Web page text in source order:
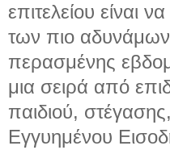
επιτελείου είναι
των πιο
περασμένης
μια σειρά από
παιδιού,
Εγγυημένου